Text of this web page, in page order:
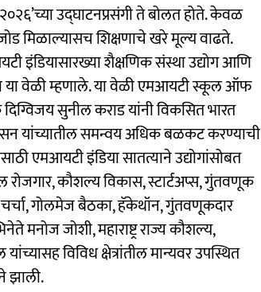
उद्‍घाटनप्रसंगी ते बोलत होते. केवळ
मिळाल्यासच शिक्षणाचे खरे मूल्य वाढते.
इंडियासारख्या शैक्षणिक संस्था उद्योग आणि
या वेळी म्हणाले. या वेळी एमआयटी स्कूल ऑफ
सुनील कराड यांनी विकसित भारत
यांच्यातील समन्वय अधिक बळकट करण्याची
एमआयटी इंडिया सातत्याने उद्योगांसोबत
रोजगार, कौशल्य विकास, स्टार्टअप्स, गुंतवणूक
चर्चा, गोलमेज बैठका, हॅकेथॉन, गुंतवणूकदार
मनोज जोशी, महाराष्ट्र राज्य कौशल्य,
विविध क्षेत्रांतील मान्यवर उपस्थित
झाली.